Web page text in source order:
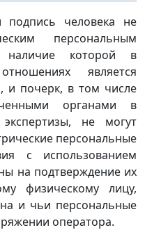
человека не
персональным
которой в
является
и почерк, в том числе
органами в
не могут
персональные
с использованием
на подтверждение их
физическому лицу,
и чьи персональные
оператора.